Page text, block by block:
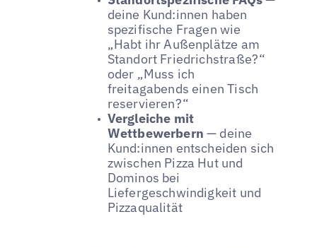
deine Kund:innen haben
spezifische Fragen wie
„Habt ihr Außenplätze am
Standort Friedrichstraße?“
oder „Muss ich
freitagabends einen Tisch
reservieren?“
Vergleiche mit
Wettbewerbern — deine
Kund:innen entscheiden sich
zwischen Pizza Hut und
Dominos bei
Liefergeschwindigkeit und
Pizzaqualität